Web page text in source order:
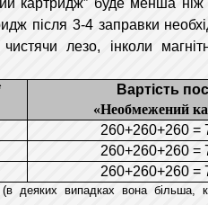
буде менша ніж
після 3-4 заправки
лезо, інколи
Вартість
«Необмежений
260+260+260 =
260+260+260 =
260+260+260 =
деяких випадках вона більша,